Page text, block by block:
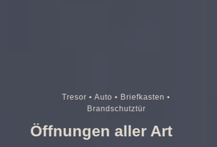
Tresor • Auto • Briefkasten •
Brandschutztür
Öffnungen aller Art